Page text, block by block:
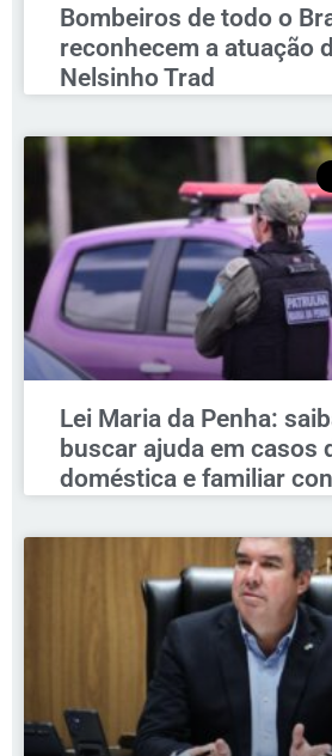
Bombeiros de todo o
reconhecem a atuação
Nelsinho Trad
Lei Maria da Penha:
buscar ajuda em casos
doméstica e familiar